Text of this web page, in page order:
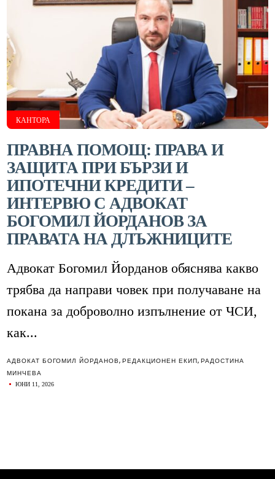
КАНТОРА
ПРАВНА ПОМОЩ: ПРАВА И
ЗАЩИТА ПРИ БЪРЗИ И
ИПОТЕЧНИ КРЕДИТИ –
ИНТЕРВЮ С АДВОКАТ
БОГОМИЛ ЙОРДАНОВ ЗА
ПРАВАТА НА ДЛЪЖНИЦИТЕ
Адвокат Богомил Йорданов обяснява какво
трябва да направи човек при получаване на
покана за доброволно изпълнение от ЧСИ,
как...
АДВОКАТ БОГОМИЛ ЙОРДАНОВ,РЕДАКЦИОНЕН ЕКИП,РАДОСТИНА
МИНЧЕВА
ЮНИ 11, 2026